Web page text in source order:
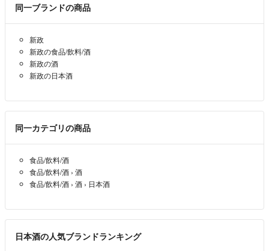
同一ブランドの商品
新政
新政の食品/飲料/酒
新政の酒
新政の日本酒
同一カテゴリの商品
食品/飲料/酒
食品/飲料/酒 › 酒
食品/飲料/酒 › 酒 › 日本酒
日本酒の人気ブランドランキング